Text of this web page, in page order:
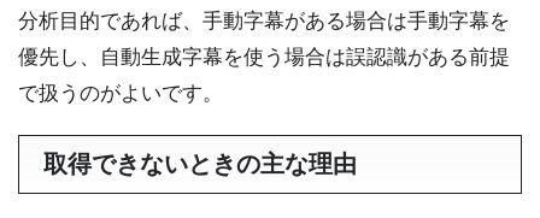
分析目的であれば、手動字幕がある場合は手動字幕を
優先し、自動生成字幕を使う場合は誤認識がある前提
で扱うのがよいです。
取得できないときの主な理由